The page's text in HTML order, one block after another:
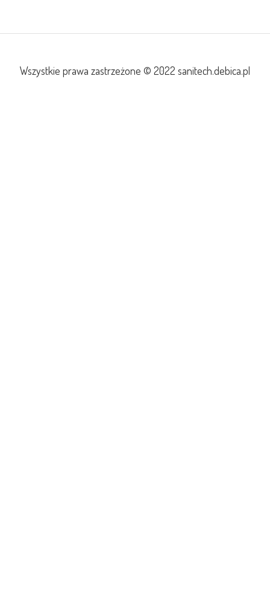
Wszystkie prawa zastrzeżone © 2022 sanitech.debica.pl